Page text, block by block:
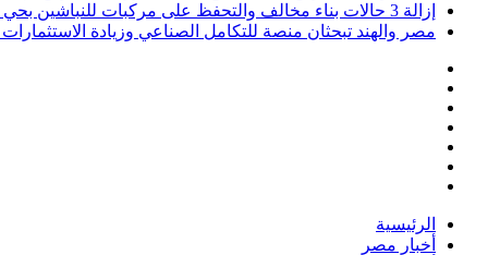
إزالة 3 حالات بناء مخالف والتحفظ على مركبات للنباشين بحي العامرية أول بالإسكندرية
مصر والهند تبحثان منصة للتكامل الصناعي وزيادة الاستثمارات
جانبي
الرئيسية
أخبار مصر